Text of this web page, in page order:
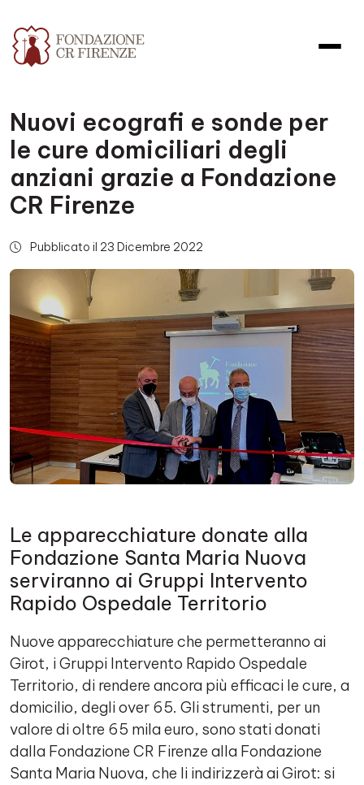
Nuovi ecografi e sonde per
le cure domiciliari degli
anziani grazie a Fondazione
CR Firenze
Pubblicato il 23 Dicembre 2022
Le apparecchiature donate alla
Fondazione Santa Maria Nuova
serviranno ai Gruppi Intervento
Rapido Ospedale Territorio
Nuove apparecchiature che permetteranno ai
Girot, i Gruppi Intervento Rapido Ospedale
Territorio, di rendere ancora più efficaci le cure, a
domicilio, degli over 65. Gli strumenti, per un
valore di oltre 65 mila euro, sono stati donati
dalla Fondazione CR Firenze alla Fondazione
Santa Maria Nuova, che li indirizzerà ai Girot: si